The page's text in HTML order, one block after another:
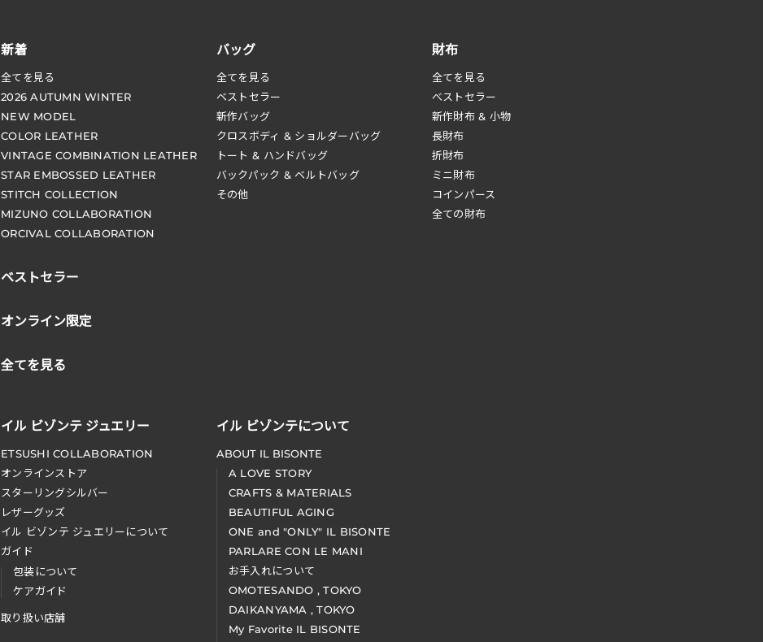
新着
全てを見る
2026 AUTUMN WINTER
NEW MODEL
COLOR LEATHER
VINTAGE COMBINATION LEATHER
STAR EMBOSSED LEATHER
STITCH COLLECTION
MIZUNO COLLABORATION
ORCIVAL COLLABORATION
ベストセラー
オンライン限定
全てを見る
財布
全てを見る
べストセラー
新作財布 & 小物
長財布
折財布
ミニ財布
コインパース
全ての財布
バッグ
全てを見る
ベストセラー
新作バッグ
クロスボディ & ショルダーバッグ
トート & ハンドバッグ
バックパック & ベルトバッグ
その他
イル ビゾンテ ジュエリー
ETSUSHI COLLABORATION
オンラインストア
スターリングシルバー
レザーグッズ
イル ビゾンテ ジュエリーについて
ガイド
包装について
ケアガイド
取り扱い店舗
イル ビゾンテについて
ABOUT IL BISONTE
A LOVE STORY
CRAFTS & MATERIALS
BEAUTIFUL AGING
ONE and "ONLY" IL BISONTE
PARLARE CON LE MANI
お手入れについて
OMOTESANDO , TOKYO
DAIKANYAMA , TOKYO
My Favorite IL BISONTE